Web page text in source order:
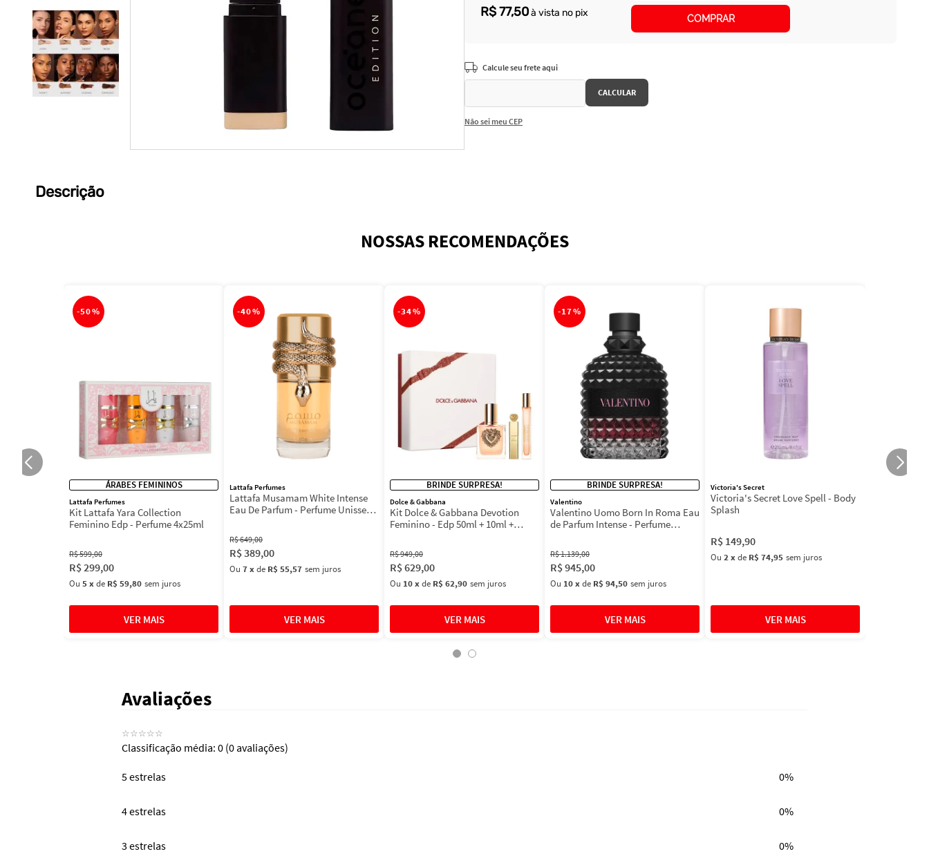
R$77,50à vista no pix COMPRAR
Não sei meu CEP
Descrição
NOSSAS RECOMENDAÇÕES
-50%
ÁRABES FEMININOS
Lattafa Perfumes
Kit Lattafa Yara Collection
Feminino Edp - Perfume 4x25ml
R$599,00
R$299,00
Ou 5xde R$ 59,80 sem juros
-40%
Lattafa Perfumes
Lattafa Musamam White Intense
Eau De Parfum - Perfume Unissex
R$649,00
R$389,00
Ou 7xde R$ 55,57 sem juros
-34%
BRINDE SURPRESA!
Dolce & Gabbana
Kit Dolce & Gabbana Devotion
Feminino - Edp 50ml + 10ml +
R$949,00
R$629,00
Ou 10xde R$ 62,90 sem juros
-17%
BRINDE SURPRESA!
Valentino
Valentino Uomo Born In Roma Eau
de Parfum Intense - Perfume
R$1.139,00
R$945,00
Ou 10xde R$ 94,50 sem juros
Victoria's Secret
Victoria's Secret Love Spell - Body
Splash
R$ 149,90
Ou 2xde R$ 74,95 sem juros
Avaliações
☆☆☆☆☆
Classificação média: 0 (0 avaliações)
5 estrelas 0%
4 estrelas 0%
3 estrelas 0%